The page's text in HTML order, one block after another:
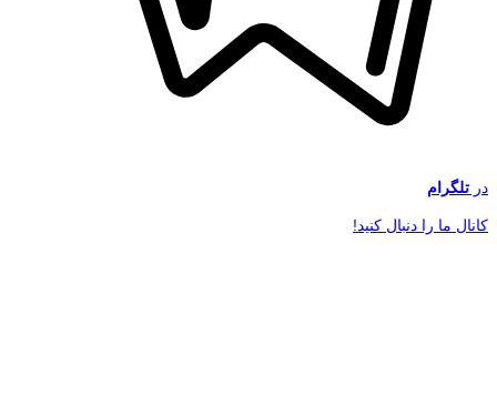
در تلگرام
کانال ما را دنبال کنید!